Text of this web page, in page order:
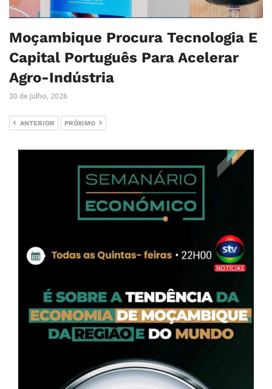
Moçambique Procura Tecnologia E
Capital Português Para Acelerar
Agro-Indústria
30 de Julho, 2026
ANTERIOR PRÓXIMO